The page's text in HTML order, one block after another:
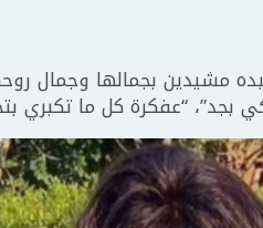
مشيدين بجمالها وجمال
بجد”، “عفكرة كل ما تكبري